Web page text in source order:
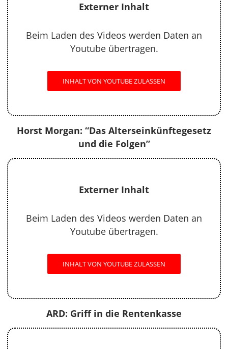
Externer Inhalt
Beim Laden des Videos werden Daten an
Youtube übertragen.
INHALT VON YOUTUBE ZULASSEN
Horst Morgan: “Das Alterseinkünftegesetz
und die Folgen”
Externer Inhalt
Beim Laden des Videos werden Daten an
Youtube übertragen.
INHALT VON YOUTUBE ZULASSEN
ARD: Griff in die Rentenkasse